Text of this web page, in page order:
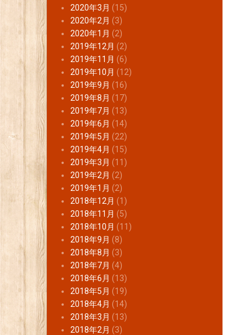
2020年3月 (15)
2020年2月 (3)
2020年1月 (2)
2019年12月 (2)
2019年11月 (6)
2019年10月 (12)
2019年9月 (16)
2019年8月 (17)
2019年7月 (13)
2019年6月 (14)
2019年5月 (22)
2019年4月 (15)
2019年3月 (11)
2019年2月 (2)
2019年1月 (2)
2018年12月 (1)
2018年11月 (5)
2018年10月 (11)
2018年9月 (8)
2018年8月 (3)
2018年7月 (4)
2018年6月 (13)
2018年5月 (19)
2018年4月 (14)
2018年3月 (13)
2018年2月 (3)